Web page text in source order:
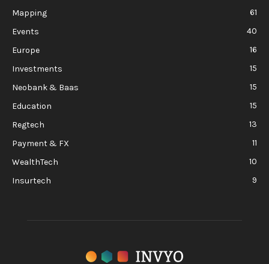
Mapping
61
Events
40
Europe
16
Investments
15
Neobank & Baas
15
Education
15
Regtech
13
Payment & FX
11
WealthTech
10
Insurtech
9